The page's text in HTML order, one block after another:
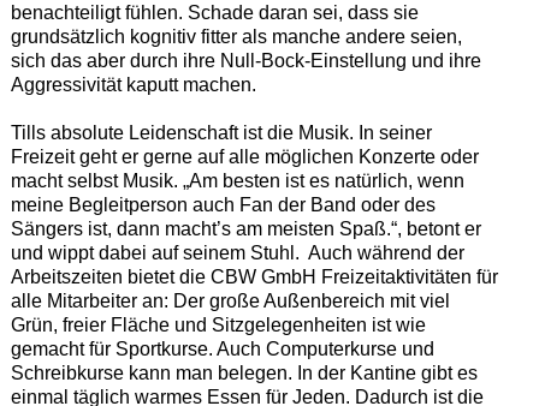
benachteiligt fühlen. Schade daran sei, dass sie
grundsätzlich kognitiv fitter als manche andere seien,
sich das aber durch ihre Null-Bock-Einstellung und ihre
Aggressivität kaputt machen.
Tills absolute Leidenschaft ist die Musik. In seiner
Freizeit geht er gerne auf alle möglichen Konzerte oder
macht selbst Musik. „Am besten ist es natürlich, wenn
meine Begleitperson auch Fan der Band oder des
Sängers ist, dann macht’s am meisten Spaß.“, betont er
und wippt dabei auf seinem Stuhl. Auch während der
Arbeitszeiten bietet die CBW GmbH Freizeitaktivitäten für
alle Mitarbeiter an: Der große Außenbereich mit viel
Grün, freier Fläche und Sitzgelegenheiten ist wie
gemacht für Sportkurse. Auch Computerkurse und
Schreibkurse kann man belegen. In der Kantine gibt es
einmal täglich warmes Essen für Jeden. Dadurch ist die